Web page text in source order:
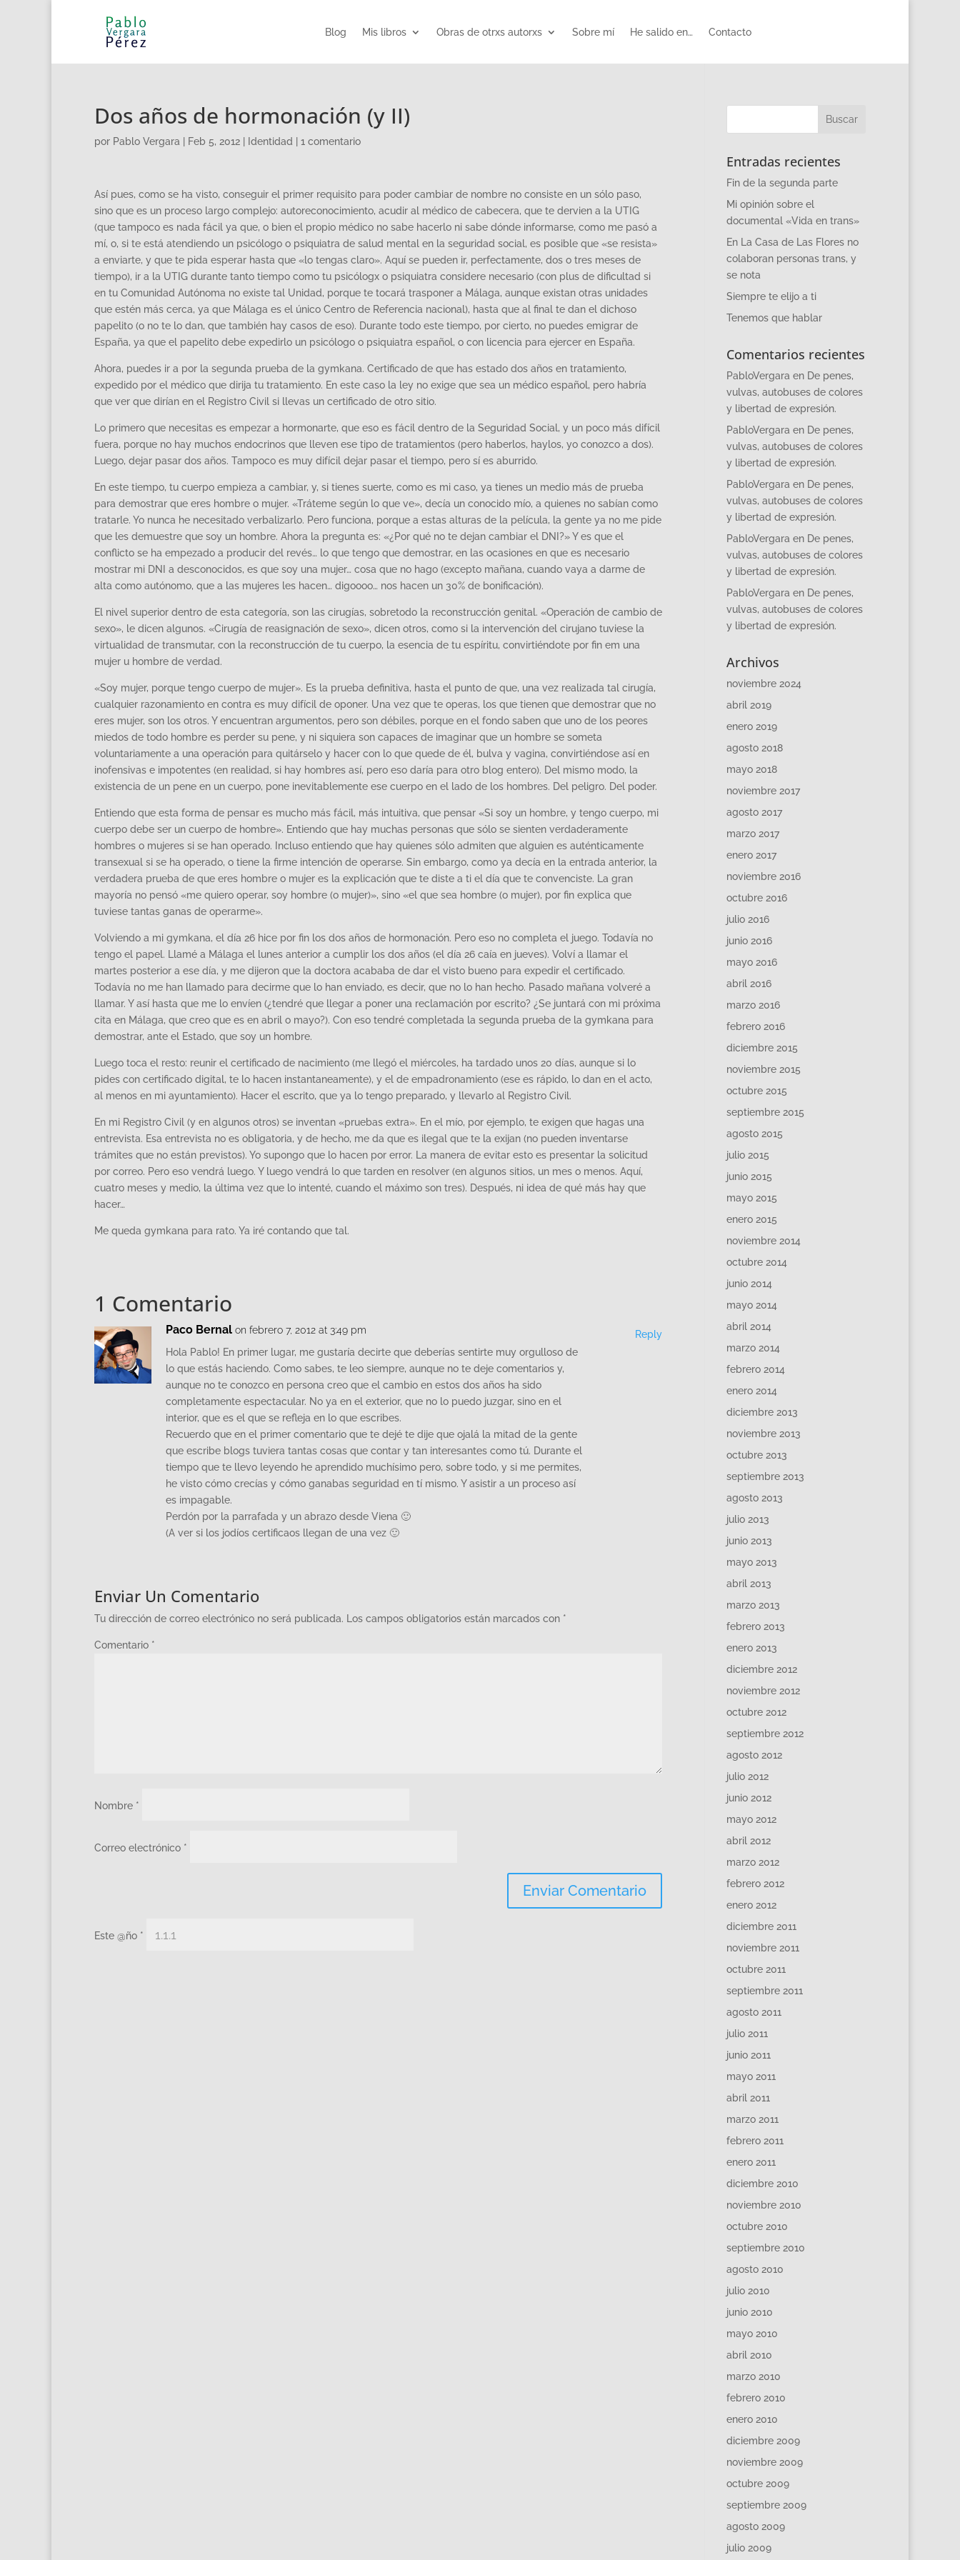
Blog Mis libros Obras de otrxs autorxs Sobre mí He salido en… Contacto
Dos años de hormonación (y II)
por Pablo Vergara Feb 5, 2012 Identidad 1 comentario
Así pues, como se ha visto, conseguir el primer requisito para poder cambiar de nombre no consiste en un sólo paso,
sino que es un proceso largo complejo: autoreconocimiento, acudir al médico de cabecera, que te dervien a la UTIG
(que tampoco es nada fácil ya que, o bien el propio médico no sabe hacerlo ni sabe dónde informarse, como me pasó a
mí, o, si te está atendiendo un psicólogo o psiquiatra de salud mental en la seguridad social, es posible que «se resista»
a enviarte, y que te pida esperar hasta que «lo tengas claro». Aquí se pueden ir, perfectamente, dos o tres meses de
tiempo), ir a la UTIG durante tanto tiempo como tu psicólogx o psiquiatra considere necesario (con plus de dificultad si
en tu Comunidad Autónoma no existe tal Unidad, porque te tocará trasponer a Málaga, aunque existan otras unidades
que estén más cerca, ya que Málaga es el único Centro de Referencia nacional), hasta que al final te dan el dichoso
papelito (o no te lo dan, que también hay casos de eso). Durante todo este tiempo, por cierto, no puedes emigrar de
España, ya que el papelito debe expedirlo un psicólogo o psiquiatra español, o con licencia para ejercer en España.
Ahora, puedes ir a por la segunda prueba de la gymkana. Certificado de que has estado dos años en tratamiento,
expedido por el médico que dirija tu tratamiento. En este caso la ley no exige que sea un médico español, pero habría
que ver que dirían en el Registro Civil si llevas un certificado de otro sitio.
Lo primero que necesitas es empezar a hormonarte, que eso es fácil dentro de la Seguridad Social, y un poco más difícil
fuera, porque no hay muchos endocrinos que lleven ese tipo de tratamientos (pero haberlos, haylos, yo conozco a dos).
Luego, dejar pasar dos años. Tampoco es muy difícil dejar pasar el tiempo, pero sí es aburrido.
En este tiempo, tu cuerpo empieza a cambiar, y, si tienes suerte, como es mi caso, ya tienes un medio más de prueba
para demostrar que eres hombre o mujer. «Tráteme según lo que ve», decía un conocido mío, a quienes no sabían como
tratarle. Yo nunca he necesitado verbalizarlo. Pero funciona, porque a estas alturas de la película, la gente ya no me pide
que les demuestre que soy un hombre. Ahora la pregunta es: «¿Por qué no te dejan cambiar el DNI?» Y es que el
conflicto se ha empezado a producir del revés… lo que tengo que demostrar, en las ocasiones en que es necesario
mostrar mi DNI a desconocidos, es que soy una mujer… cosa que no hago (excepto mañana, cuando vaya a darme de
alta como autónomo, que a las mujeres les hacen… digoooo… nos hacen un 30% de bonificación).
El nivel superior dentro de esta categoría, son las cirugías, sobretodo la reconstrucción genital. «Operación de cambio de
sexo», le dicen algunos. «Cirugía de reasignación de sexo», dicen otros, como si la intervención del cirujano tuviese la
virtualidad de transmutar, con la reconstrucción de tu cuerpo, la esencia de tu espíritu, convirtiéndote por fin em una
mujer u hombre de verdad.
«Soy mujer, porque tengo cuerpo de mujer». Es la prueba definitiva, hasta el punto de que, una vez realizada tal cirugía,
cualquier razonamiento en contra es muy difícil de oponer. Una vez que te operas, los que tienen que demostrar que no
eres mujer, son los otros. Y encuentran argumentos, pero son débiles, porque en el fondo saben que uno de los peores
miedos de todo hombre es perder su pene, y ni siquiera son capaces de imaginar que un hombre se someta
voluntariamente a una operación para quitárselo y hacer con lo que quede de él, bulva y vagina, convirtiéndose así en
inofensivas e impotentes (en realidad, si hay hombres así, pero eso daría para otro blog entero). Del mismo modo, la
existencia de un pene en un cuerpo, pone inevitablemente ese cuerpo en el lado de los hombres. Del peligro. Del poder.
Entiendo que esta forma de pensar es mucho más fácil, más intuitiva, que pensar «Si soy un hombre, y tengo cuerpo, mi
cuerpo debe ser un cuerpo de hombre». Entiendo que hay muchas personas que sólo se sienten verdaderamente
hombres o mujeres si se han operado. Incluso entiendo que hay quienes sólo admiten que alguien es auténticamente
transexual si se ha operado, o tiene la firme intención de operarse. Sin embargo, como ya decía en la entrada anterior, la
verdadera prueba de que eres hombre o mujer es la explicación que te diste a ti el día que te convenciste. La gran
mayoría no pensó «me quiero operar, soy hombre (o mujer)», sino «el que sea hombre (o mujer), por fin explica que
tuviese tantas ganas de operarme».
Volviendo a mi gymkana, el día 26 hice por fin los dos años de hormonación. Pero eso no completa el juego. Todavía no
tengo el papel. Llamé a Málaga el lunes anterior a cumplir los dos años (el día 26 caía en jueves). Volví a llamar el
martes posterior a ese día, y me dijeron que la doctora acababa de dar el visto bueno para expedir el certificado.
Todavía no me han llamado para decirme que lo han enviado, es decir, que no lo han hecho. Pasado mañana volveré a
llamar. Y así hasta que me lo envíen (¿tendré que llegar a poner una reclamación por escrito? ¿Se juntará con mi próxima
cita en Málaga, que creo que es en abril o mayo?). Con eso tendré completada la segunda prueba de la gymkana para
demostrar, ante el Estado, que soy un hombre.
Luego toca el resto: reunir el certificado de nacimiento (me llegó el miércoles, ha tardado unos 20 días, aunque si lo
pides con certificado digital, te lo hacen instantaneamente), y el de empadronamiento (ese es rápido, lo dan en el acto,
al menos en mi ayuntamiento). Hacer el escrito, que ya lo tengo preparado, y llevarlo al Registro Civil.
En mi Registro Civil (y en algunos otros) se inventan «pruebas extra». En el mío, por ejemplo, te exigen que hagas una
entrevista. Esa entrevista no es obligatoria, y de hecho, me da que es ilegal que te la exijan (no pueden inventarse
trámites que no están previstos). Yo supongo que lo hacen por error. La manera de evitar esto es presentar la solicitud
por correo. Pero eso vendrá luego. Y luego vendrá lo que tarden en resolver (en algunos sitios, un mes o menos. Aquí,
cuatro meses y medio, la última vez que lo intenté, cuando el máximo son tres). Después, ni idea de qué más hay que
hacer…
Me queda gymkana para rato. Ya iré contando que tal.
1 Comentario
Paco Bernal on febrero 7, 2012 at 3:49 pm
Hola Pablo! En primer lugar, me gustaría decirte que deberías sentirte muy orgulloso de
lo que estás haciendo. Como sabes, te leo siempre, aunque no te deje comentarios y,
aunque no te conozco en persona creo que el cambio en estos dos años ha sido
completamente espectacular. No ya en el exterior, que no lo puedo juzgar, sino en el
interior, que es el que se refleja en lo que escribes.
Recuerdo que en el primer comentario que te dejé te dije que ojalá la mitad de la gente
que escribe blogs tuviera tantas cosas que contar y tan interesantes como tú. Durante el
tiempo que te llevo leyendo he aprendido muchísimo pero, sobre todo, y si me permites,
he visto cómo crecías y cómo ganabas seguridad en tí mismo. Y asistir a un proceso así
es impagable.
Perdón por la parrafada y un abrazo desde Viena 🙂
(A ver si los jodíos certificaos llegan de una vez 🙂
Reply
Enviar Un Comentario
Tu dirección de correo electrónico no será publicada. Los campos obligatorios están marcados con *
Comentario *
Nombre *
Correo electrónico *
Este @ño *
Entradas recientes
Fin de la segunda parte
Mi opinión sobre el
documental «Vida en trans»
En La Casa de Las Flores no
colaboran personas trans, y
se nota
Siempre te elijo a ti
Tenemos que hablar
Comentarios recientes
PabloVergara en De penes,
vulvas, autobuses de colores
y libertad de expresión.
PabloVergara en De penes,
vulvas, autobuses de colores
y libertad de expresión.
PabloVergara en De penes,
vulvas, autobuses de colores
y libertad de expresión.
PabloVergara en De penes,
vulvas, autobuses de colores
y libertad de expresión.
PabloVergara en De penes,
vulvas, autobuses de colores
y libertad de expresión.
Archivos
noviembre 2024
abril 2019
enero 2019
agosto 2018
mayo 2018
noviembre 2017
agosto 2017
marzo 2017
enero 2017
noviembre 2016
octubre 2016
julio 2016
junio 2016
mayo 2016
abril 2016
marzo 2016
febrero 2016
diciembre 2015
noviembre 2015
octubre 2015
septiembre 2015
agosto 2015
julio 2015
junio 2015
mayo 2015
enero 2015
noviembre 2014
octubre 2014
junio 2014
mayo 2014
abril 2014
marzo 2014
febrero 2014
enero 2014
diciembre 2013
noviembre 2013
octubre 2013
septiembre 2013
agosto 2013
julio 2013
junio 2013
mayo 2013
abril 2013
marzo 2013
febrero 2013
enero 2013
diciembre 2012
noviembre 2012
octubre 2012
septiembre 2012
agosto 2012
julio 2012
junio 2012
mayo 2012
abril 2012
marzo 2012
febrero 2012
enero 2012
diciembre 2011
noviembre 2011
octubre 2011
septiembre 2011
agosto 2011
julio 2011
junio 2011
mayo 2011
abril 2011
marzo 2011
febrero 2011
enero 2011
diciembre 2010
noviembre 2010
octubre 2010
septiembre 2010
agosto 2010
julio 2010
junio 2010
mayo 2010
abril 2010
marzo 2010
febrero 2010
enero 2010
diciembre 2009
noviembre 2009
octubre 2009
septiembre 2009
agosto 2009
julio 2009